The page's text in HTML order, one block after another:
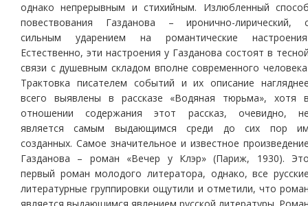
однако непрерывным и стихийным. Излюбленный
повествования Газданова – иронично-лирический,
сильным ударением на романтические
Естественно, эти настроения у Газданова состоят в
связи с душевным складом вполне современного
Трактовка писателем событий и их описание
всего выявлены в рассказе «Водяная тюрьма», хотя
отношении содержания этот рассказ, очевидно,
является самым выдающимся среди до сих пор
созданных. Самое значительное и известное
Газданова – роман «Вечер у Клэр» (Париж, 1930).
первый роман молодого литератора, однако, все
литературные группировки ощутили и отметили, что